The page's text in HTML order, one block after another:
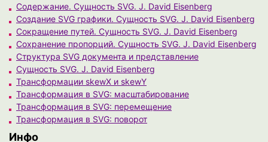
Содержание. Сущность SVG. J. David Eisenberg
Создание SVG графики. Сущность SVG. J. David Eisenberg
Сокращение путей. Сущность SVG. J. David Eisenberg
Сохранение пропорций. Сущность SVG. J. David Eisenberg
Структура SVG документа и представление
Сущность SVG. J. David Eisenberg
Трансформации skewX и skewY
Трансформация в SVG: масштабирование
Трансформация в SVG: перемещение
Трансформация в SVG: поворот
Инфо